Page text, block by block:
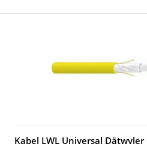
Kabel LWL Universal Dätwyler